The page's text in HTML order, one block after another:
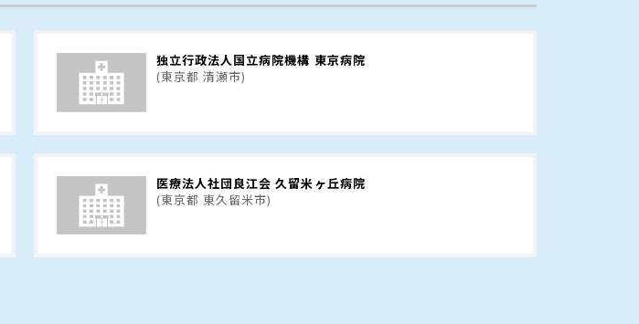
独立行政法人国立病院機構 東京病院
(東京都 清瀬市)
医療法人社団良江会 久留米ヶ丘病院
(東京都 東久留米市)